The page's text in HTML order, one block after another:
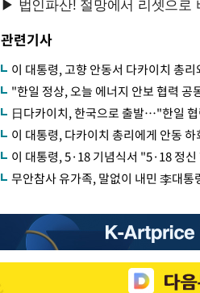
관련기사
이 대통령, 고향 안동서 다카이치 총
"한일 정상, 오늘 에너지 안보 협력 공
日다카이치, 한국으로 출발…"한일
이 대통령, 다카이치 총리에게 안동
이 대통령, 5·18 기념식서 "5·18 정
무안참사 유가족, 말없이 내민 李대통